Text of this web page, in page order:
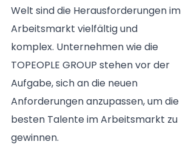
Welt sind die Herausforderungen im
Arbeitsmarkt vielfältig und
komplex. Unternehmen wie die
TOPEOPLE GROUP stehen vor der
Aufgabe, sich an die neuen
Anforderungen anzupassen, um die
besten Talente im Arbeitsmarkt zu
gewinnen.